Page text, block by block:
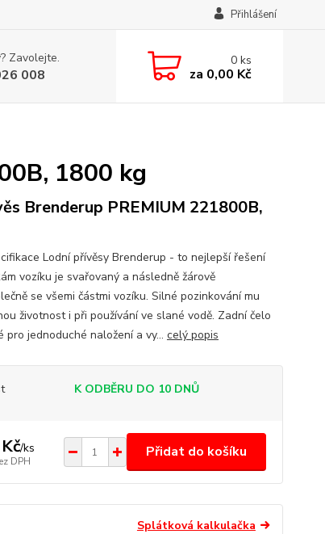
Přihlášení
Zavolejte.
008
0ks
za 0,00 Kč
1800 kg
Brenderup PREMIUM 221800B,
Lodní přívěsy Brenderup - to nejlepší řešení
vozíku je svařovaný a následně žárově
se všemi částmi vozíku. Silné pozinkování mu
životnost i při používání ve slané vodě. Zadní čelo
pro jednoduché naložení a vy... celý popis
K ODBĚRU DO 10 DNŮ
/ks
DPH
Přidat do košíku
Splátková kalkulačka